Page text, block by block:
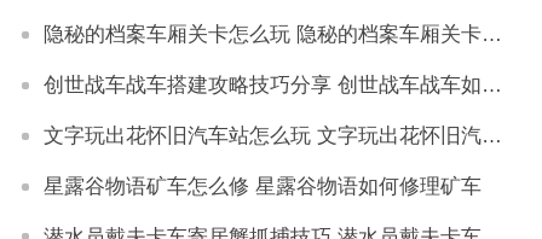
隐秘的档案车厢关卡怎么玩 隐秘的档案车厢关卡攻略
创世战车战车搭建攻略技巧分享 创世战车战车如何搭建
文字玩出花怀旧汽车站怎么玩 文字玩出花怀旧汽车站通关技巧
星露谷物语矿车怎么修 星露谷物语如何修理矿车